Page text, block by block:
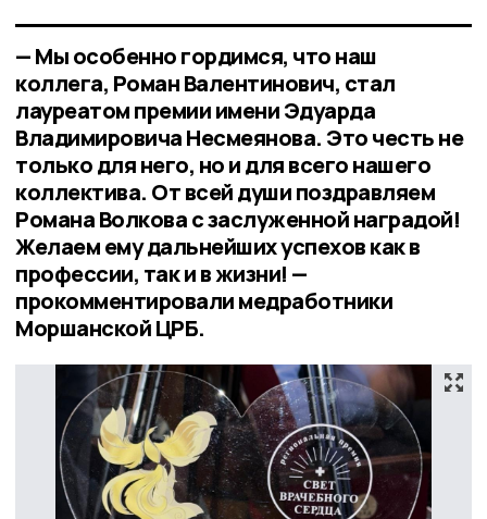
— Мы особенно гордимся, что наш
коллега, Роман Валентинович, стал
лауреатом премии имени Эдуарда
Владимировича Несмеянова. Это честь не
только для него, но и для всего нашего
коллектива. От всей души поздравляем
Романа Волкова с заслуженной наградой!
Желаем ему дальнейших успехов как в
профессии, так и в жизни! —
прокомментировали медработники
Моршанской ЦРБ.